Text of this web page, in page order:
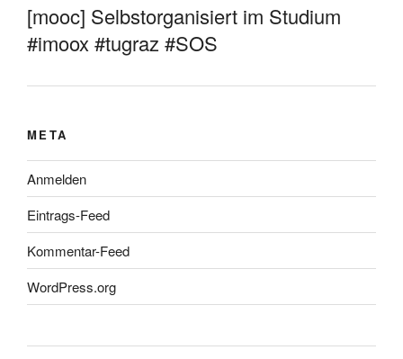
[mooc] Selbstorganisiert im Studium
#imoox #tugraz #SOS
META
Anmelden
Eintrags-Feed
Kommentar-Feed
WordPress.org